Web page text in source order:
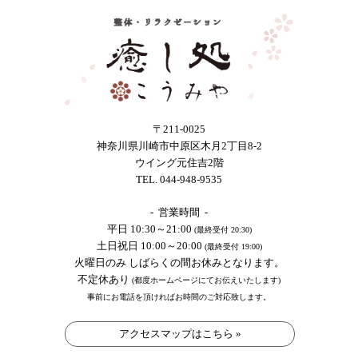
〒211-0025
神奈川県川崎市中原区木月2丁目8-2
ウイング元住吉2階
TEL. 044-948-9535
- 営業時間 -
平日 10:30～21:00 (最終受付 20:30)
土日祝日 10:00～20:00 (最終受付 19:00)
火曜日のみ しばらくの間お休みとなります。
不定休あり (都度ホームページにてお伝えいたします)
事前にお電話を頂ければお時間のご対応致します。
アクセスマップはこちら »